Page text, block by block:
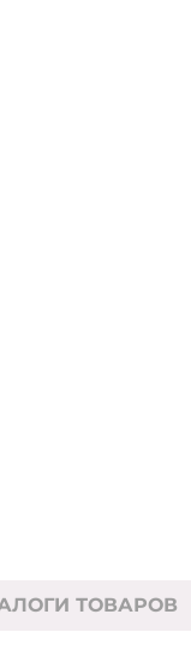
ТОВАРОВ